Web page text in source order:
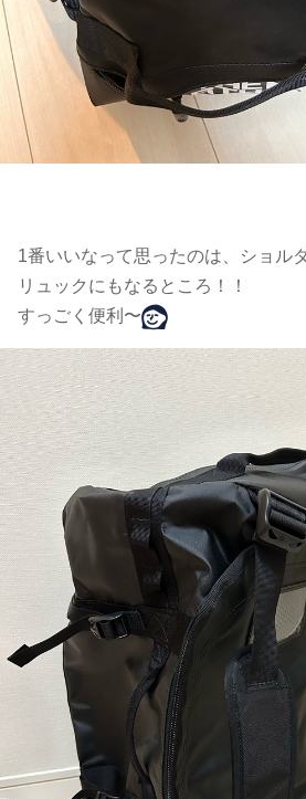
1番いいなって思ったのは、ショル
リュックにもなるところ！！
すっごく便利〜